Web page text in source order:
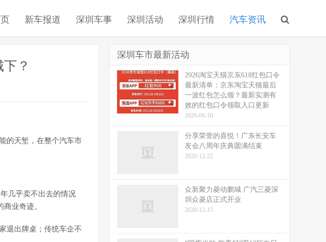
新车报道 深圳车事 深圳活动 深圳行情 汽车资讯
？
的天堑，在整个汽车市
几乎卖不出去的情况
业奇迹。
退出牌桌；传统车企不
深圳车市最新活动
2026淘宝天猫京东618红包口令
最新清单：京东淘宝天猫最后
一波红包怎么领？最新实测有
效的红包口令领取入口更新
2026-06-10
分享荣誉的喜悦！广东长安车
友会八周年庆典圆满结束
2020-12-22
众新聚力菱动鹏城 广汽三菱深
圳众菱店正式开业
2020-12-15